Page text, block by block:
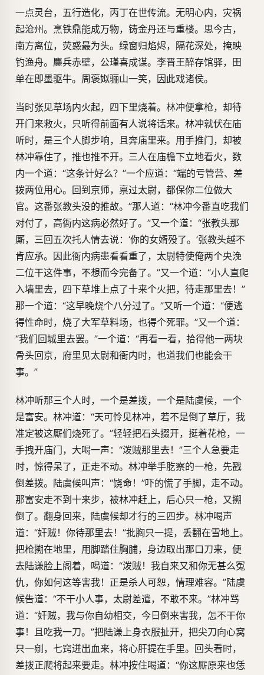
一点灵台，五行造化，丙丁在世传流。无明心内，灾祸
起沧州。烹铁鼎能成万物，铸金丹还与重楼。思今古，
南方离位，荧惑最为头。绿窗归焰烬，隔花深处，掩映
钓渔舟。鏖兵赤壁，公瑾喜成谋。李晋王醉存馆驿，田
单在即墨驱牛。周褒姒骊山一笑，因此戏诸侯。
当时张见草场内火起，四下里烧着。林冲便拿枪，却待
开门来救火，只听得前面有人说将话来。林冲就伏在庙
听时，是三个人脚步响，且奔庙里来。用手推门，却被
林冲靠住了，推也推不开。三人在庙檐下立地看火，数
内一个道：“这条计好么？”一个应道：“端的亏管营、差
拨两位用心。回到京师，禀过太尉，都保你二位做大
官。这番张教头没的推故。”那人道：“林冲今番直吃我们
对付了，高衙内这病必然好了。”又一个道：“张教头那
厮，三回五次托人情去说：‘你的女婿殁了。’张教头越不
肯应承。因此衙内病患看看重了，太尉特使俺两个央浼
二位干这件事，不想而今完备了。”又一个道：“小人直爬
入墙里去，四下草堆上点了十来个火把，待走那里去！”
那一个道：“这早晚烧个八分过了。”又听一个道：“便逃
得性命时，烧了大军草料场，也得个死罪。”又一个道：
“我们回城里去罢。”一个道：“再看一看，拾得他一两块
骨头回京，府里见太尉和衙内时，也道我们也能会干
事。”
林冲听那三个人时，一个是差拨，一个是陆虞候，一个
是富安。林冲道：“天可怜见林冲，若不是倒了草厅，我
准定被这厮们烧死了。”轻轻把石头掇开，挺着花枪，一
手拽开庙门，大喝一声：“泼贼那里去！”三个人急要走
时，惊得呆了，正走不动。林冲举手肐察的一枪，先戳
倒差拨。陆虞候叫声：“饶命！”吓的慌了手脚，走不动。
那富安走不到十来步，被林冲赶上，后心只一枪，又搠
倒了。翻身回来，陆虞候却才行的三四步。林冲喝声
道：“奸贼！你待那里去！”批胸只一提，丢翻在雪地上。
把枪搠在地里，用脚踏住胸脯，身边取出那口刀来，便
去陆谦脸上阁着，喝道：“泼贼！我自来又和你无甚么冤
仇，你如何这等害我！正是杀人可恕，情理难容。”陆虞
候告道：“不干小人事，太尉差遣，不敢不来。”林冲骂
道：“奸贼，我与你自幼相交，今日倒来害我，怎不干你
事！且吃我一刀。”把陆谦上身衣服扯开，把尖刀向心窝
只一剜，七窍迸出血来，将心肝提在手里。回头看时，
差拨正爬将起来要走。林冲按住喝道：“你这厮原来也恁